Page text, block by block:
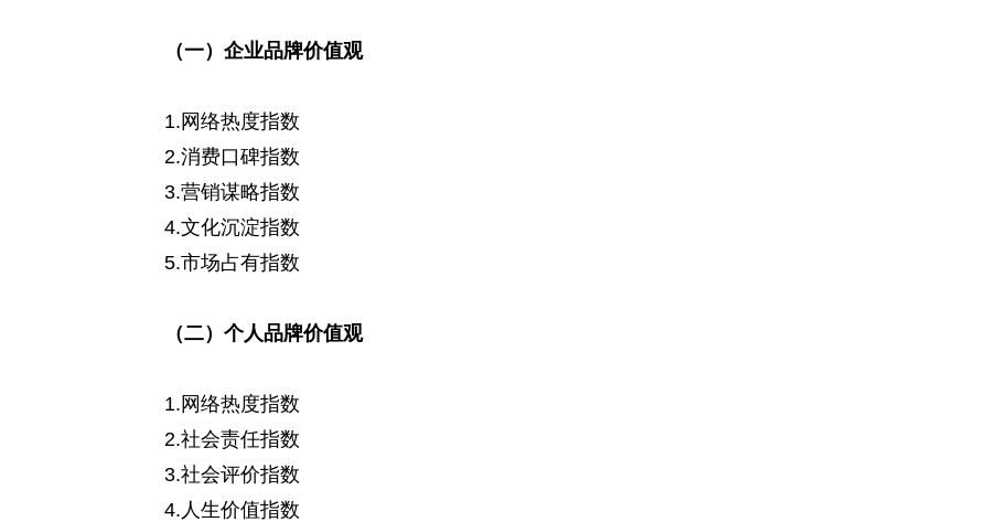
（一）企业品牌价值观
1.网络热度指数
2.消费口碑指数
3.营销谋略指数
4.文化沉淀指数
5.市场占有指数
（二）个人品牌价值观
1.网络热度指数
2.社会责任指数
3.社会评价指数
4.人生价值指数